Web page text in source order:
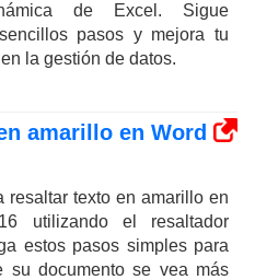
de Excel. Sigue
pasos y mejora tu
la gestión de datos.
amarillo en Word
resaltar texto en amarillo en
utilizando el resaltador
estos pasos simples para
su documento se vea más